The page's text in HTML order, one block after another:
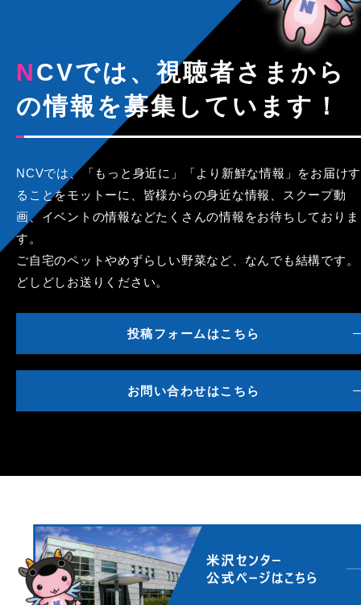
NCVでは、視聴者さまから
の情報を募集しています！
NCVでは、「もっと身近に」「より新鮮な情報」をお届けす
ることをモットーに、皆様からの身近な情報、スクープ動
画、イベントの情報などたくさんの情報をお待ちしておりま
す。
ご自宅のペットやめずらしい野菜など、なんでも結構です。
どしどしお送りください。
投稿フォームはこちら
お問い合わせはこちら